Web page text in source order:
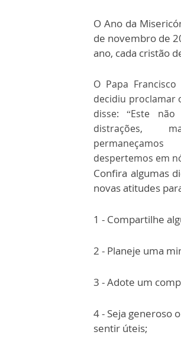
O Ano da
de novembro de
ano, cada cristão
O Papa
decidiu proclamar
disse: “Este
distrações,
despertemos em
Confira algumas
novas atitudes
1 - Compartilhe
2 - Planeje uma
3 - Adote um
4 - Seja generoso
sentir úteis;